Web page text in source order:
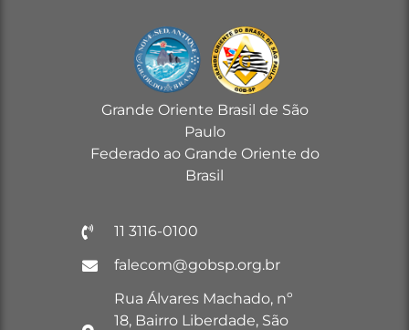
Grande Oriente Brasil de São
Paulo
Federado ao Grande Oriente do
Brasil
11 3116-0100
falecom@gobsp.org.br
Rua Álvares Machado, nº
18, Bairro Liberdade, São